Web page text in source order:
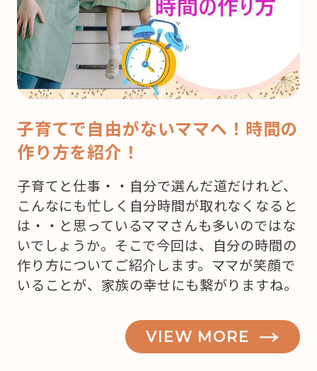
子育てで自由がないママへ！時間の
作り方を紹介！
子育てと仕事・・自分で選んだ道だけれど、
こんなにも忙しく自分時間が取れなくなると
は・・と思っているママさんも多いのではな
いでしょうか。そこで今回は、自分の時間の
作り方についてご紹介します。ママが笑顔で
いることが、家族の幸せにも繋がりますね。
VIEW MORE